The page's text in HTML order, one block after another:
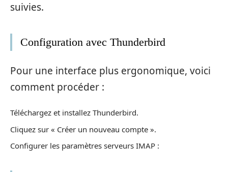
suivies.
Configuration avec Thunderbird
Pour une interface plus ergonomique, voici
comment procéder :
Téléchargez et installez Thunderbird.
Cliquez sur « Créer un nouveau compte ».
Configurer les paramètres serveurs IMAP :